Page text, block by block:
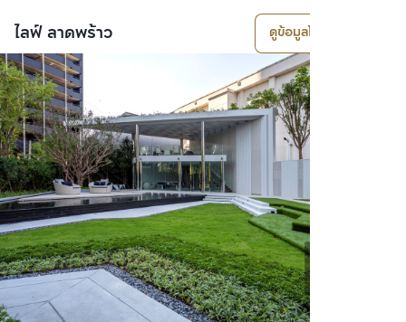
ไลฟ์ ลาดพร้าว ดูข้อมูลโครงการ